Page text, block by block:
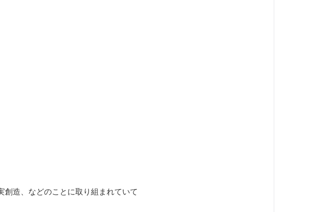
造、などのことに取り組まれていて